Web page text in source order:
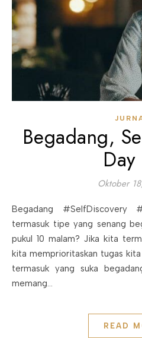
Begadang,
Oktober
Begadang #SelfDiscovery #Day18 – Apakah kalian
termasuk tipe yang senang
pukul 10 malam? Jika kita
kita memprioritaskan tugas
termasuk yang suka
memang…
READ